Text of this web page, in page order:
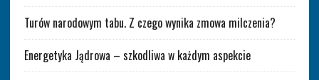
Turów narodowym tabu. Z czego wynika zmowa milczenia?
Energetyka Jądrowa – szkodliwa w każdym aspekcie